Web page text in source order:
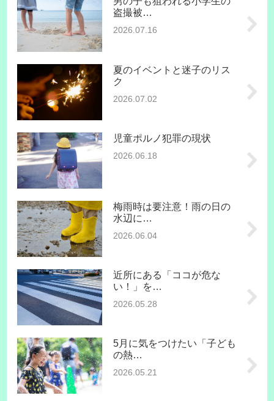
盗撮被…
2026.07.16
夏のイベントと迷子のリス
ク
2026.07.02
児童ポルノ犯罪の現状
2026.06.18
梅雨時は要注意！雨の日の
水辺に…
2026.06.04
近所にある「ココが危な
い！」を…
2026.05.28
5月に気をつけたい「子ども
の熱…
2026.05.21